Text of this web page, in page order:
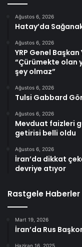
Ağustos 6, 2026
Hatay’da
Ağustos 6, 2026
YRP Genel
“Çürümekte olan
şey olmaz”
Ağustos 6, 2026
Tulsi Gabbard
Ağustos 6, 2026
Mevduat faizleri
getirisi belli oldu
Ağustos 6, 2026
İran’da dikkat
devriye atıyor
Rastgele Haberler
Mart 19, 2026
İran’da Rus
Haziran 16, 2025